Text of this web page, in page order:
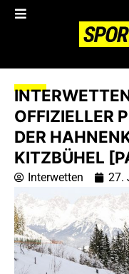
OFFIZIELLER
DER
KITZBÜHEL
Interwetten 27.